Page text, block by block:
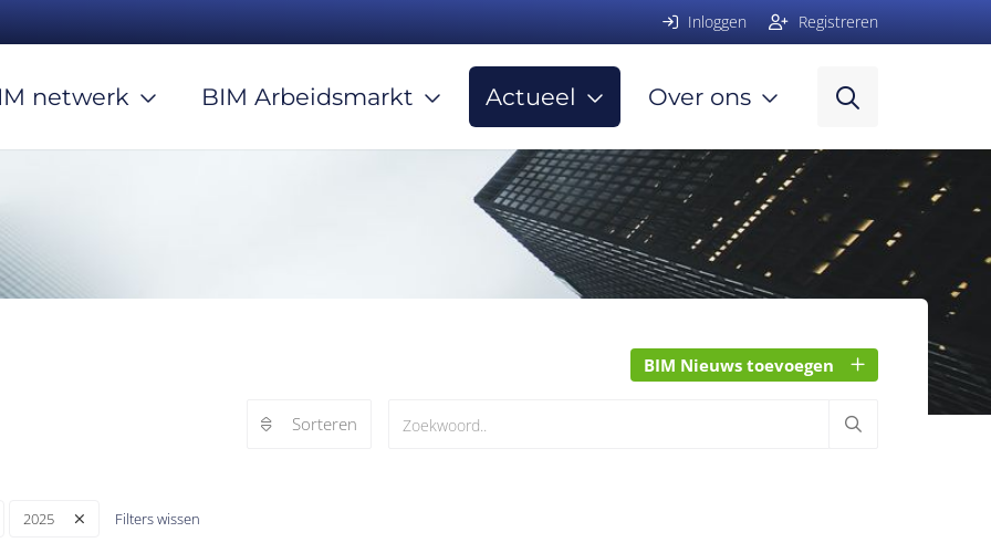
Sorteren
BIM Nieuws toevoegen
2025 Filters wissen
Inloggen Registreren
netwerk BIM Arbeidsmarkt Actueel Over ons